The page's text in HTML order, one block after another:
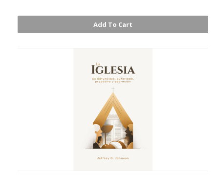
Add To Cart